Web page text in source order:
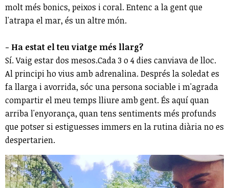
molt més bonics, peixos i coral. Entenc a la gent que
l'atrapa el mar, és un altre món.
- Ha estat el teu viatge més llarg?
Sí. Vaig estar dos mesos.Cada 3 o 4 dies canviava de lloc.
Al principi ho vius amb adrenalina. Després la soledat es
fa llarga i avorrida, sóc una persona sociable i m'agrada
compartir el meu temps lliure amb gent. És aquí quan
arriba l'enyorança, quan tens sentiments més profunds
que potser si estiguesses immers en la rutina diària no es
despertarien.